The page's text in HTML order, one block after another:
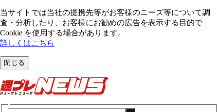
当サイトでは当社の提携先等がお客様のニーズ等について調
査・分析したり、お客様にお勧めの広告を表⽰する⽬的で
Cookie を使⽤する場合があります。
詳しくはこちら
閉じる